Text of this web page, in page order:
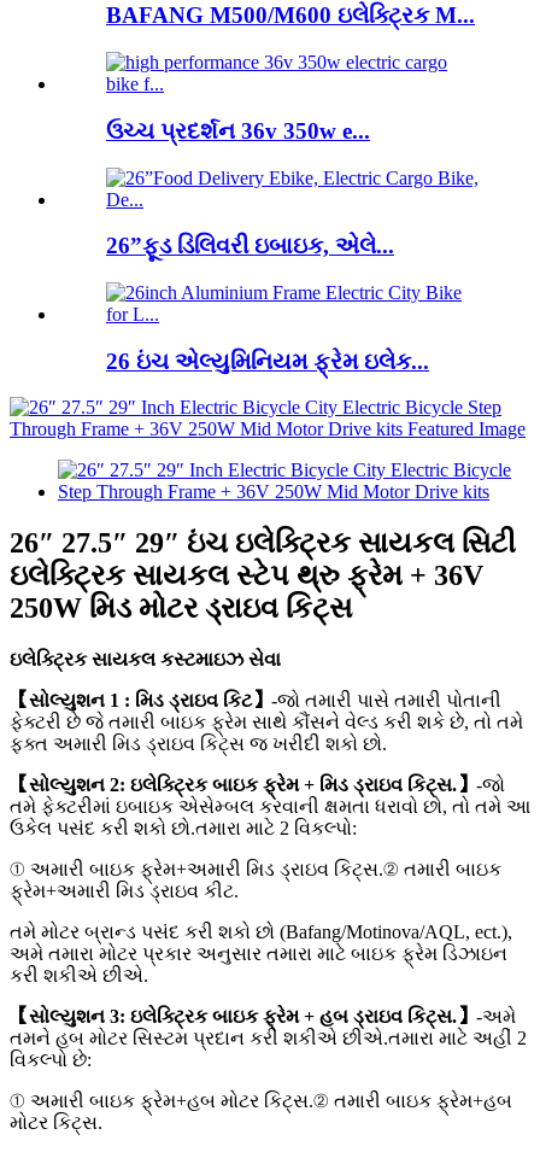
BAFANG M500/M600 ઇલેક્ટ્રિક M...
ઉચ્ચ પ્રદર્શન 36v 350w e...
26”ફૂડ ડિલિવરી ઇબાઇક, એલે...
26 ઇંચ એલ્યુમિનિયમ ફ્રેમ ઇલેક...
26″ 27.5″ 29″ ઇંચ ઇલેક્ટ્રિક સાયકલ સિટી
ઇલેક્ટ્રિક સાયકલ સ્ટેપ થ્રુ ફ્રેમ + 36V
250W મિડ મોટર ડ્રાઇવ કિટ્સ
ઇલેક્ટ્રિક સાયકલ કસ્ટમાઇઝ સેવા
【સોલ્યુશન 1 : મિડ ડ્રાઇવ કિટ】 -જો તમારી પાસે તમારી પોતાની
ફેક્ટરી છે જે તમારી બાઇક ફ્રેમ સાથે કૌંસને વેલ્ડ કરી શકે છે, તો તમે
ફક્ત અમારી મિડ ડ્રાઇવ કિટ્સ જ ખરીદી શકો છો.
【સોલ્યુશન 2: ઇલેક્ટ્રિક બાઇક ફ્રેમ + મિડ ડ્રાઇવ કિટ્સ.】 -જો
તમે ફેક્ટરીમાં ઇબાઇક એસેમ્બલ કરવાની ક્ષમતા ધરાવો છો, તો તમે આ
ઉકેલ પસંદ કરી શકો છો.તમારા માટે 2 વિકલ્પો:
① અમારી બાઇક ફ્રેમ+અમારી મિડ ડ્રાઇવ કિટ્સ.② તમારી બાઇક
ફ્રેમ+અમારી મિડ ડ્રાઇવ કીટ.
તમે મોટર બ્રાન્ડ પસંદ કરી શકો છો (Bafang/Motinova/AQL, ect.),
અમે તમારા મોટર પ્રકાર અનુસાર તમારા માટે બાઇક ફ્રેમ ડિઝાઇન
કરી શકીએ છીએ.
【સોલ્યુશન 3: ઇલેક્ટ્રિક બાઇક ફ્રેમ + હબ ડ્રાઇવ કિટ્સ.】 -અમે
તમને હબ મોટર સિસ્ટમ પ્રદાન કરી શકીએ છીએ.તમારા માટે અહીં 2
વિકલ્પો છે:
① અમારી બાઇક ફ્રેમ+હબ મોટર કિટ્સ.② તમારી બાઇક ફ્રેમ+હબ
મોટર કિટ્સ.